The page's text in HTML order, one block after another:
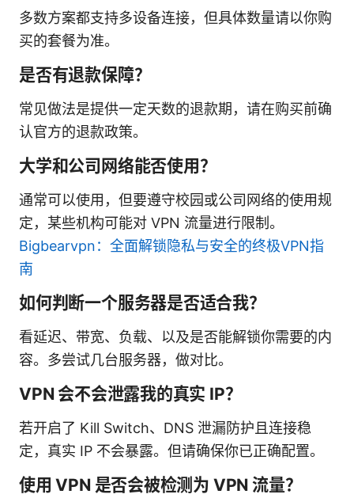
多数方案都支持多设备连接，但具体数量请以你购
买的套餐为准。
是否有退款保障？
常见做法是提供一定天数的退款期，请在购买前确
认官方的退款政策。
大学和公司网络能否使用？
通常可以使用，但要遵守校园或公司网络的使用规
定，某些机构可能对 VPN 流量进行限制。
Bigbearvpn：全面解锁隐私与安全的终极VPN指
南
如何判断一个服务器是否适合我？
看延迟、带宽、负载、以及是否能解锁你需要的内
容。多尝试几台服务器，做对比。
VPN 会不会泄露我的真实 IP？
若开启了 Kill Switch、DNS 泄漏防护且连接稳
定，真实 IP 不会暴露。但请确保你已正确配置。
使用 VPN 是否会被检测为 VPN 流量？